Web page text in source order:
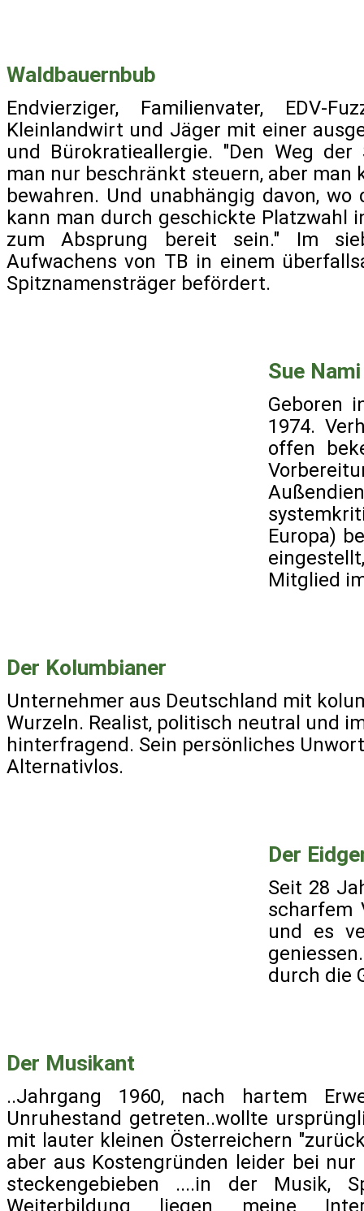
Waldbauernbub
Endvierziger, Familienvater, EDV-
Kleinlandwirt und Jäger mit einer
und Bürokratieallergie. "Den Weg der
man nur beschränkt steuern, aber man
bewahren. Und unabhängig davon,
kann man durch geschickte Platzwahl
zum Absprung bereit sein." Im
Aufwachens von TB in einem
Spitznamensträger befördert.
Sue Nami
Geboren
1974.
offen
Europa)
Mitglied
Der Kolumbianer
Unternehmer aus Deutschland mit
Wurzeln. Realist, politisch neutral und
hinterfragend. Sein persönliches
Alternativlos.
Der
Seit 28
scharfem
und es
durch die
Der Musikant
..Jahrgang 1960, nach hartem
Unruhestand getreten..wollte
mit lauter kleinen Österreichern
aber aus Kostengründen leider bei nur
steckengebieben ....in der Musik,
Weiterbildung liegen meine